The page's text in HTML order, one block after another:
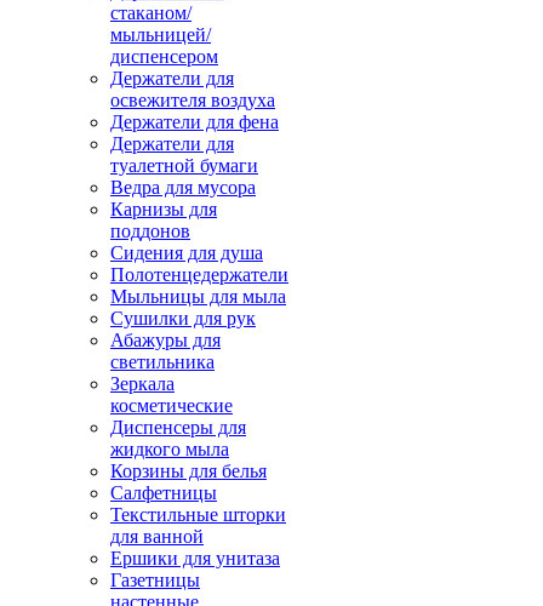
стаканом/
мыльницей/
диспенсером
Держатели для
освежителя воздуха
Держатели для фена
Держатели для
туалетной бумаги
Ведра для мусора
Карнизы для
поддонов
Сидения для душа
Полотенцедержатели
Мыльницы для мыла
Сушилки для рук
Абажуры для
светильника
Зеркала
косметические
Диспенсеры для
жидкого мыла
Корзины для белья
Салфетницы
Текстильные шторки
для ванной
Ершики для унитаза
Газетницы
настенные